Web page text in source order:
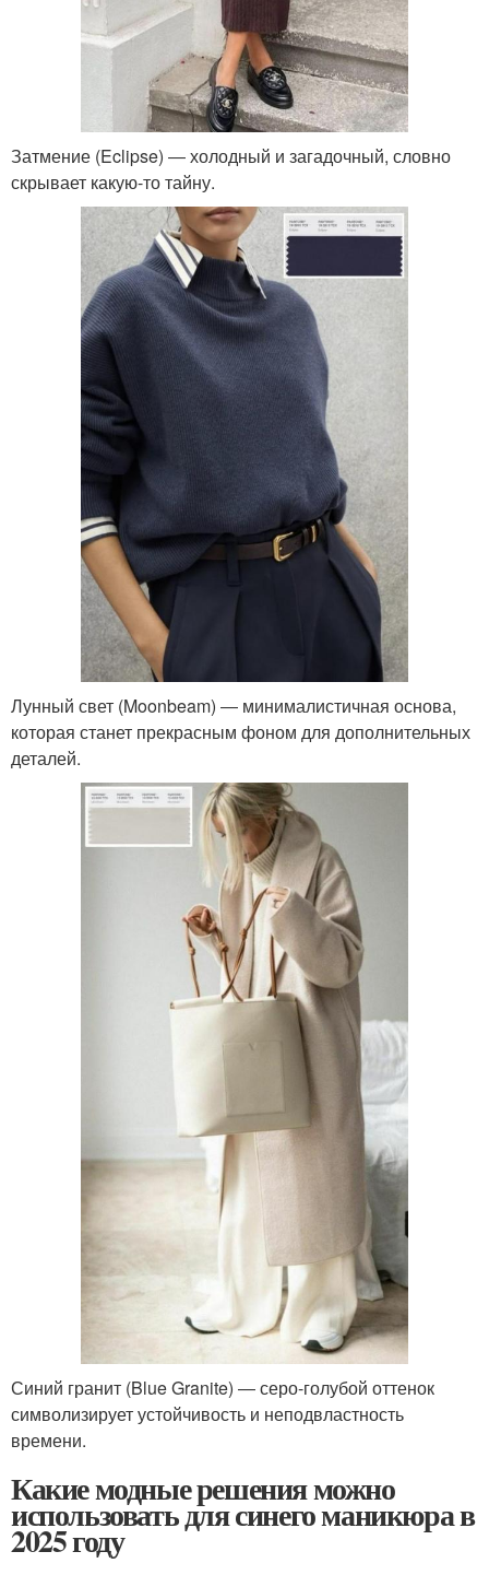
Затмение (Eclipse) ― холодный и загадочный, словно
скрывает какую-то тайну.
Лунный свет (Moonbeam) ― минималистичная основа,
которая станет прекрасным фоном для дополнительных
деталей.
Синий гранит (Blue Granite) ― серо-голубой оттенок
символизирует устойчивость и неподвластность
времени.
Какие модные решения можно
использовать для синего маникюра в
2025 году